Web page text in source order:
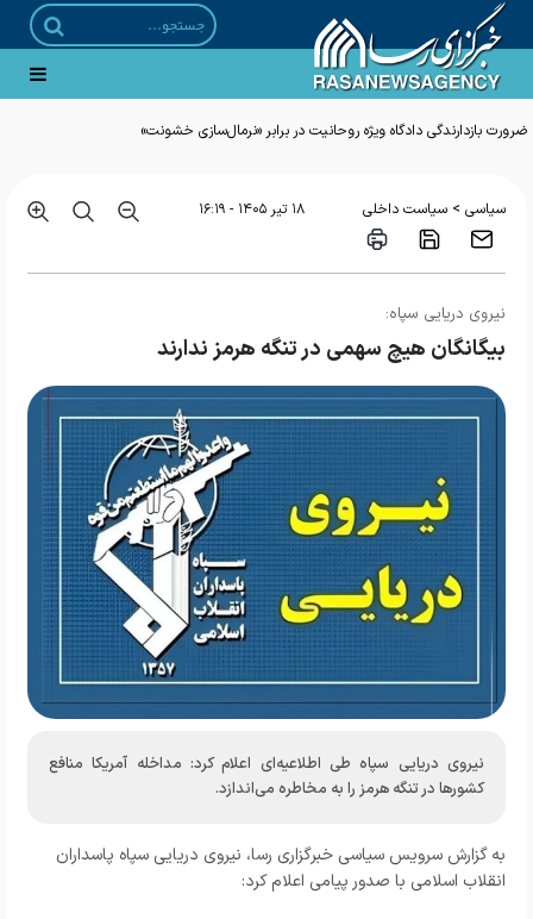
ضرورت بازدارندگی دادگاه ویژه روحانیت در برابر «نرمال‌سازی خشونت»
سیاسی > سیاست داخلی ۱۸ تير ۱۴۰۵ - ۱۶:۱۹
نیروی دریایی سپاه:
بیگانگان هیچ سهمی در تنگه هرمز ندارند
نیروی دریایی سپاه طی اطلاعیه‌ای اعلام کرد: مداخله آمریکا منافع
کشورها در تنگه هرمز را به مخاطره می‌اندازد.
به گزارش سرویس سیاسی خبرگزاری رسا، نیروی دریایی سپاه پاسداران
انقلاب اسلامی با صدور پیامی اعلام کرد: